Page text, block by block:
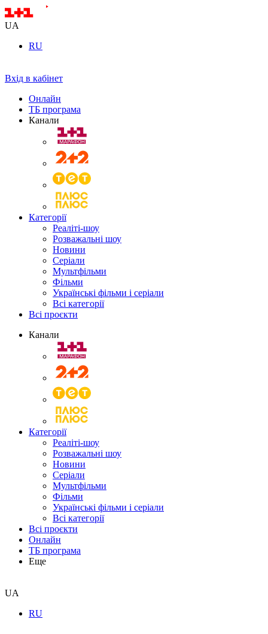
UA
RU
Вхід в кабінет
Онлайн
ТБ програма
Канали
Категорії
Реаліті-шоу
Розважальні шоу
Новини
Серіали
Мультфільми
Фільми
Українські фільми і серіали
Всі категорії
Всі проєкти
Канали
Категорії
Реаліті-шоу
Розважальні шоу
Новини
Серіали
Мультфільми
Фільми
Українські фільми і серіали
Всі категорії
Всі проєкти
Онлайн
ТБ програма
Еще
UA
RU